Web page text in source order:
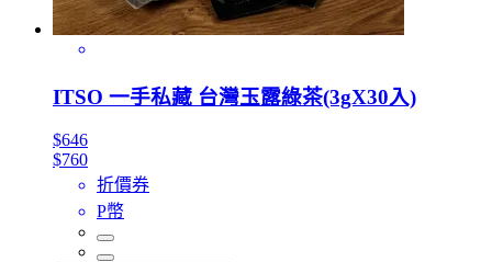
ITSO 一手私藏 台灣玉露綠茶(3gX30入)
$646
$760
折價券
P幣